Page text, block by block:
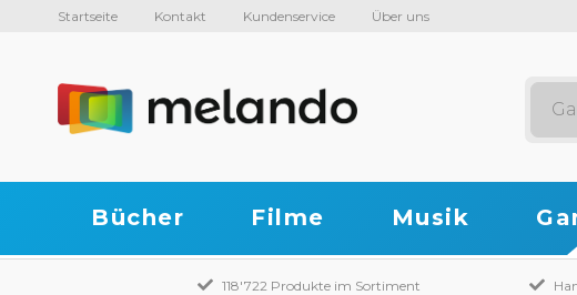
Startseite Kontakt Kundenservice Über uns
Bücher Filme Musik
118'722 Produkte im Sortiment